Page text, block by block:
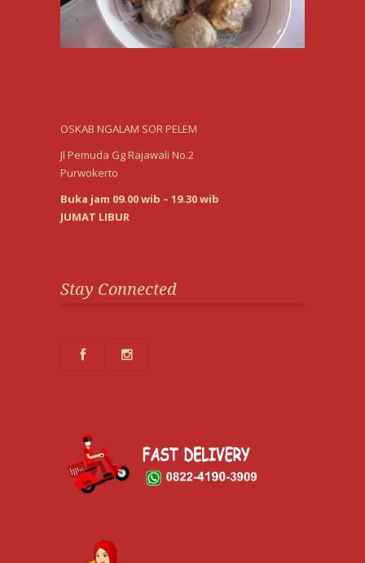
OSKAB NGALAM SOR PELEM
Jl Pemuda Gg Rajawali No.2
Purwokerto
Buka jam 09.00 wib – 19.30 wib
JUMAT LIBUR
Stay Connected